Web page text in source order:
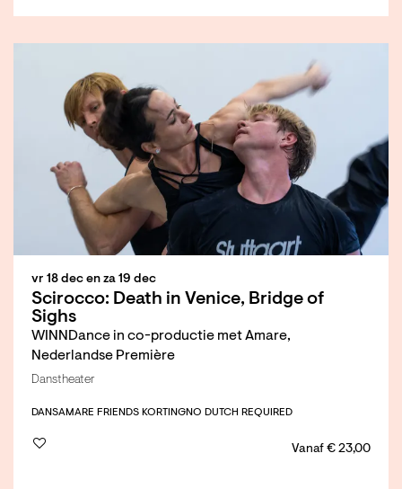
Scirocco: Death in Venice, Bridge of
Sighs
WINNDance in co-productie met Amare,
Nederlandse Première
vr 18 dec en za 19 dec
Danstheater
DANSAMARE FRIENDS KORTINGNO DUTCH REQUIRED
Vanaf € 23,00